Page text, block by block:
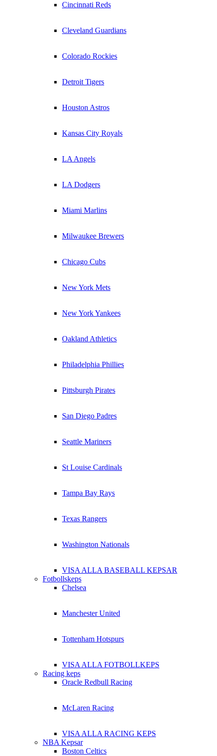
Cincinnati Reds
Cleveland Guardians
Colorado Rockies
Detroit Tigers
Houston Astros
Kansas City Royals
LA Angels
LA Dodgers
Miami Marlins
Milwaukee Brewers
Chicago Cubs
New York Mets
New York Yankees
Oakland Athletics
Philadelphia Phillies
Pittsburgh Pirates
San Diego Padres
Seattle Mariners
St Louise Cardinals
Tampa Bay Rays
Texas Rangers
Washington Nationals
VISA ALLA BASEBALL KEPSAR
Fotbollskeps
Chelsea
Manchester United
Tottenham Hotspurs
VISA ALLA FOTBOLLKEPS
Racing keps
Oracle Redbull Racing
McLaren Racing
VISA ALLA RACING KEPS
NBA Kepsar
Boston Celtics